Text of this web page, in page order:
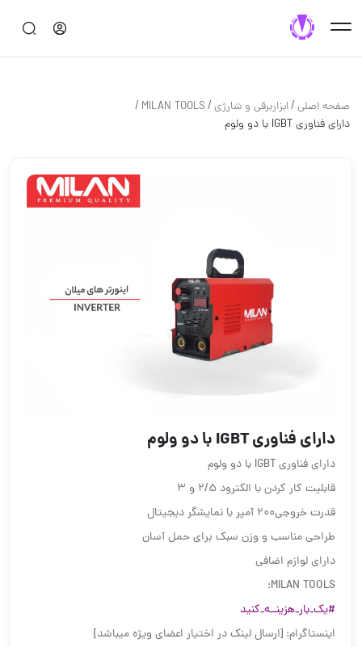
صفحه اصلی/ابزاربرقی و شارژی/
MILAN TOOLS
/
دارای فناوری IGBT با دو ولوم
دارای فناوری IGBT با دو ولوم
دارای فناوری IGBT با دو ولوم
قابلیت کار کردن با الکترود 2/5 و 3
قدرت خروجی200 آمپر با نمایشگر دیجیتال
طراحی مناسب و وزن سبک برای حمل آسان
دارای لوازم اضافی
MILAN TOOLS:
#یک_بار_هزینــه_کنید
اینستاگرام: [ارسال لینک در اختیار اعضای ویژه میباشد]